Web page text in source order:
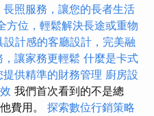
長照服務，讓您的長者生活
方位，輕鬆解決長途或重物
設計感的客廳設計，完美融
讓家務更輕鬆 什麼是卡式
供精準的財務管理 廚房設
我們首次看到的不是總
費用。 探索數位行銷策略